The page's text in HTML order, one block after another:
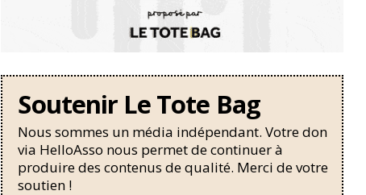
Soutenir Le Tote Bag
Nous sommes un média indépendant. Votre don
via HelloAsso nous permet de continuer à
produire des contenus de qualité. Merci de votre
soutien !